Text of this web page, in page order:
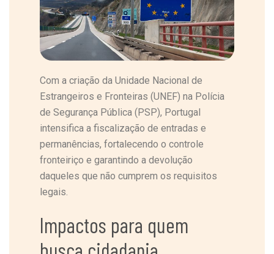
Com a criação da Unidade Nacional de
Estrangeiros e Fronteiras (UNEF) na Polícia
de Segurança Pública (PSP), Portugal
intensifica a fiscalização de entradas e
permanências, fortalecendo o controle
fronteiriço e garantindo a devolução
daqueles que não cumprem os requisitos
legais.
Impactos para quem